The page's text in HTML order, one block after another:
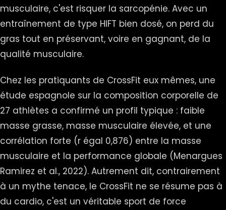
musculaire, c'est risquer la sarcopénie. Avec un
entraînement de type HIFT bien dosé, on perd du
gras tout en préservant, voire en gagnant, de la
qualité musculaire.
Chez les pratiquants de CrossFit eux mêmes, une
étude espagnole sur la composition corporelle de
27 athlètes a confirmé un profil typique : faible
masse grasse, masse musculaire élevée, et une
corrélation forte (r égal 0,876) entre la masse
musculaire et la performance globale (Menargues
Ramirez et al., 2022). Autrement dit, contrairement
à un mythe tenace, le CrossFit ne se résume pas à
du cardio, c'est un véritable sport de force